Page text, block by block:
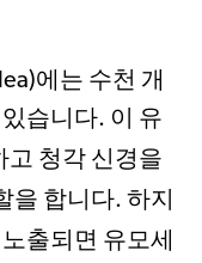
에는 수천 개
습니다. 이 유
고 청각 신경을
을 합니다. 하지
출되면 유모세